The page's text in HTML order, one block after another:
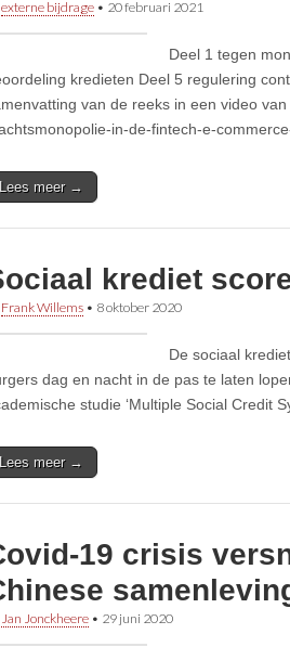
externe bijdrage • 20 februari 2021
Deel 1 tegen
kredieten Deel 5 regulering
van de reeks in een video
in-de-fintech-e-
Lees meer →
krediet
Frank Willems • 8 oktober 2020
De sociaal
dag en nacht in de pas te laten
studie ‘Multiple Social Credit
Lees meer →
19 crisis
Jan Jonckheere • 29 juni 2020